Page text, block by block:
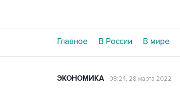
Главное В России В мире
ЭКОНОМИКА 08:24, 28 марта 2022